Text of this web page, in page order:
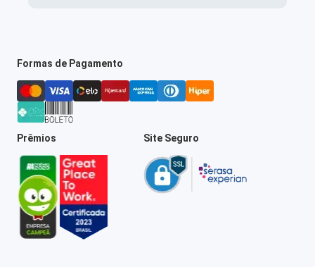
Formas de Pagamento
Prêmios Site Seguro